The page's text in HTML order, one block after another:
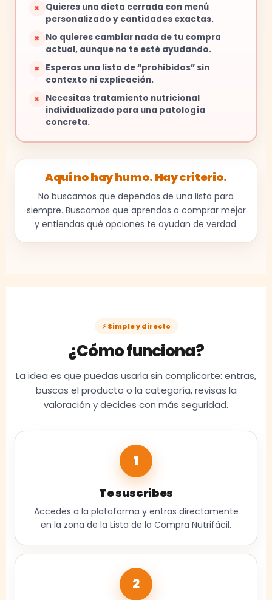
×
Quieres una dieta cerrada con menú
personalizado y cantidades exactas.
×
No quieres cambiar nada de tu compra
actual, aunque no te esté ayudando.
×
Esperas una lista de “prohibidos” sin
contexto ni explicación.
×
Necesitas tratamiento nutricional
individualizado para una patología
concreta.
Aquí no hay humo. Hay criterio.
No buscamos que dependas de una lista para
siempre. Buscamos que aprendas a comprar mejor
y entiendas qué opciones te ayudan de verdad.
⚡ Simple y directo
¿Cómo funciona?
La idea es que puedas usarla sin complicarte: entras,
buscas el producto o la categoría, revisas la
valoración y decides con más seguridad.
1
Te suscribes
Accedes a la plataforma y entras directamente
en la zona de la Lista de la Compra Nutrifácil.
2